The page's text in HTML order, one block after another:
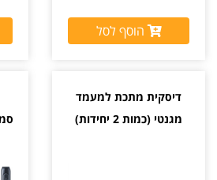
הוסף לסל
דיסקית מתכת למעמד
מגנטי (כמות 2 יחידות)